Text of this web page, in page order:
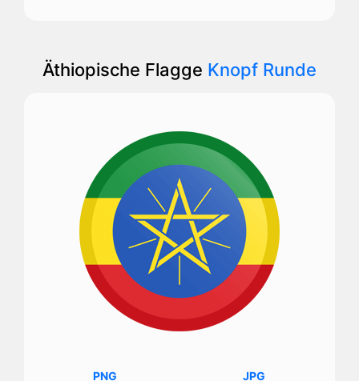
Äthiopische Flagge Knopf Runde
PNG JPG